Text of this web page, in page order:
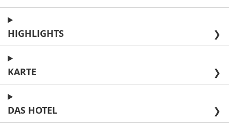
HIGHLIGHTS ❯
KARTE ❯
DAS HOTEL ❯